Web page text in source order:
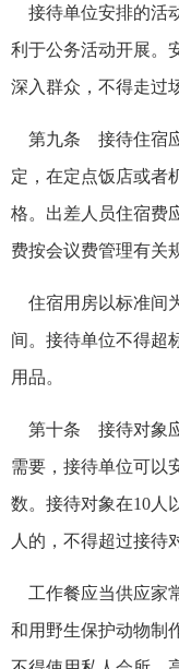
接待单位安排的活
利于公务活动开展。
深入群众，不得走过
第九条 接待住宿应
定，在定点饭店或者
格。出差人员住宿费
费按会议费管理有关
住宿用房以标准间
间。接待单位不得超
用品。
第十条 接待对象应
需要，接待单位可以
数。接待对象在10人
人的，不得超过接待
工作餐应当供应家
和用野生保护动物制